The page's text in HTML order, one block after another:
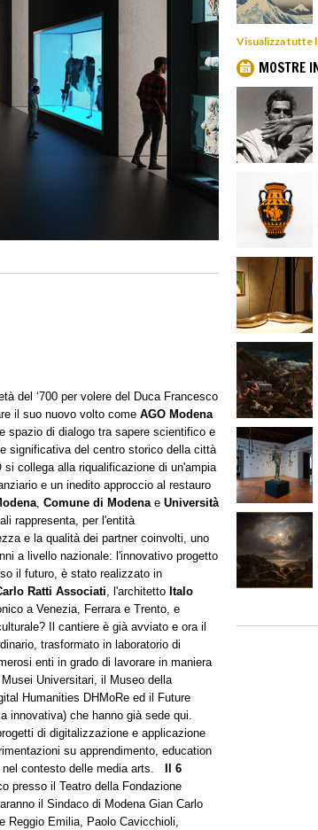
del ‘700 per volere del Duca Francesco
il suo nuovo volto come AGO Modena
spazio di dialogo tra sapere scientifico e
significativa del centro storico della città
collega alla riqualificazione di un'ampia
e un inedito approccio al restauro
, Comune di Modenae Università
rappresenta, per l'entità
e la qualità dei partner coinvolti, uno
a livello nazionale: l'innovativo progetto
il futuro, è stato realizzato in
Ratti Associati, l'architetto Italo
a Venezia, Ferrara e Trento, e
Il cantiere è già avviato e ora il
trasformato in laboratorio di
enti in grado di lavorare in maniera
Universitari, il Museo della
Humanities DHMoRe ed il Future
innovativa) che hanno già sede qui.
di digitalizzazione e applicazione
su apprendimento, education
contesto delle media arts.
Il 6
presso il Teatro della Fondazione
il Sindaco di Modena Gian Carlo
Reggio Emilia, Paolo Cavicchioli,
Visualizza tutte
MOSTRE